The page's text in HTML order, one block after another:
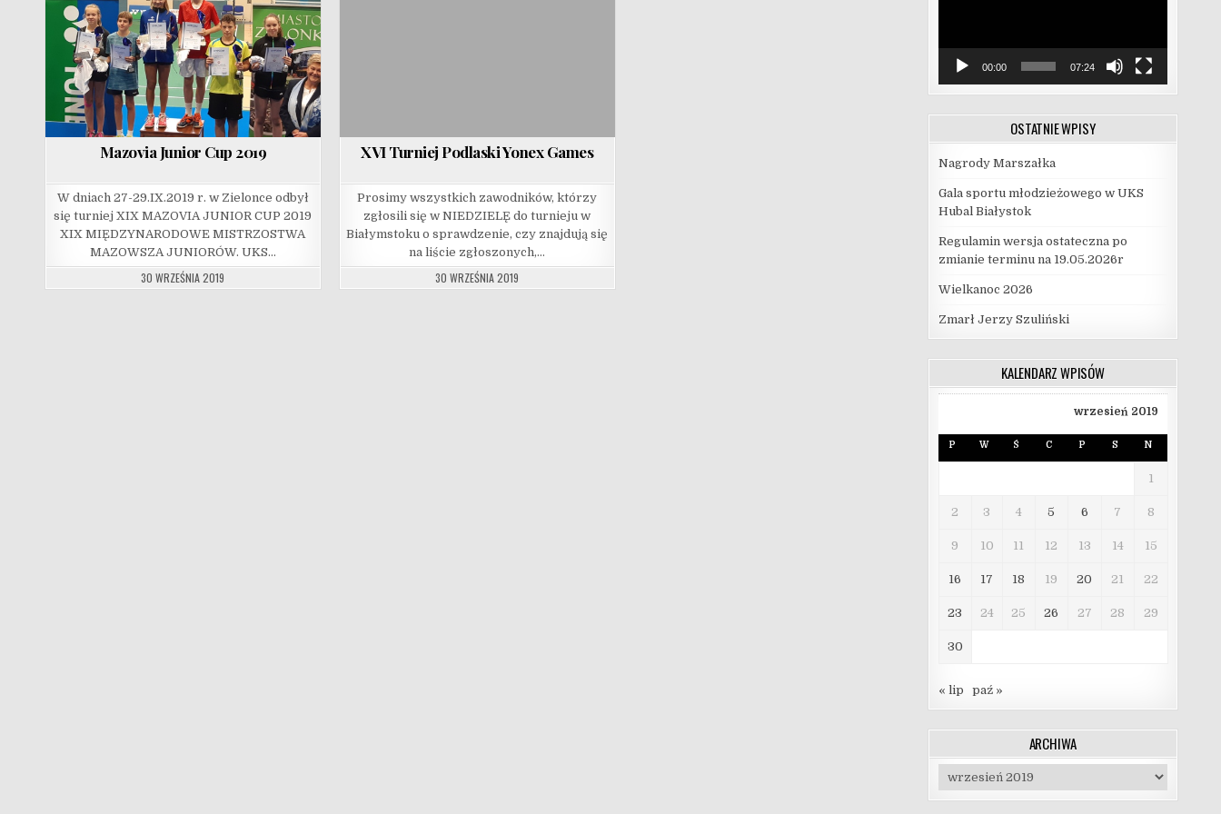
Mazovia Junior Cup 2019
W dniach 27-29.IX.2019 r. w Zielonce odbył
się turniej XIX MAZOVIA JUNIOR CUP 2019
XIX MIĘDZYNARODOWE MISTRZOSTWA
MAZOWSZA JUNIORÓW. UKS…
30 WRZEŚNIA 2019
XVI Turniej Podlaski Yonex Games
Prosimy wszystkich zawodników, którzy
zgłosili się w NIEDZIELĘ do turnieju w
Białymstoku o sprawdzenie, czy znajdują się
na liście zgłoszonych,…
30 WRZEŚNIA 2019
00:00 07:24
OSTATNIE WPISY
Nagrody Marszałka
Gala sportu młodzieżowego w UKS
Hubal Białystok
Regulamin wersja ostateczna po
zmianie terminu na 19.05.2026r
Wielkanoc 2026
Zmarł Jerzy Szuliński
KALENDARZ WPISÓW
wrzesień 2019
P W Ś C P S N
1
2 3 4 5 6 7 8
9 10 11 12 13 14 15
16 17 18 19 20 21 22
23 24 25 26 27 28 29
30
« lip paź »
ARCHIWA
Archiwa